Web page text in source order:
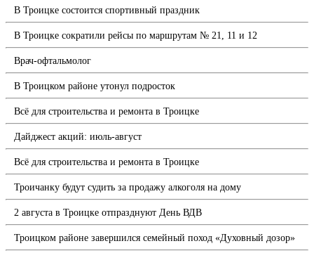
В Троицке состоится спортивный праздник
В Троицке сократили рейсы по маршрутам № 21, 11 и 12
Врач-офтальмолог
В Троицком районе утонул подросток
Всё для строительства и ремонта в Троицке
Дайджест акций: июль-август
Всё для строительства и ремонта в Троицке
Троичанку будут судить за продажу алкоголя на дому
2 августа в Троицке отпразднуют День ВДВ
Троицком районе завершился семейный поход «Духовный дозор»